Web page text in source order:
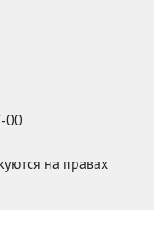
00
на правах